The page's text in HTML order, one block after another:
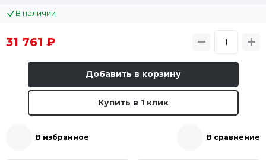
В наличии
31 761 ₽
Добавить в корзину
Купить в 1 клик
В избранное В сравнение